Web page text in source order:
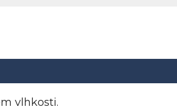
vlhkosti.